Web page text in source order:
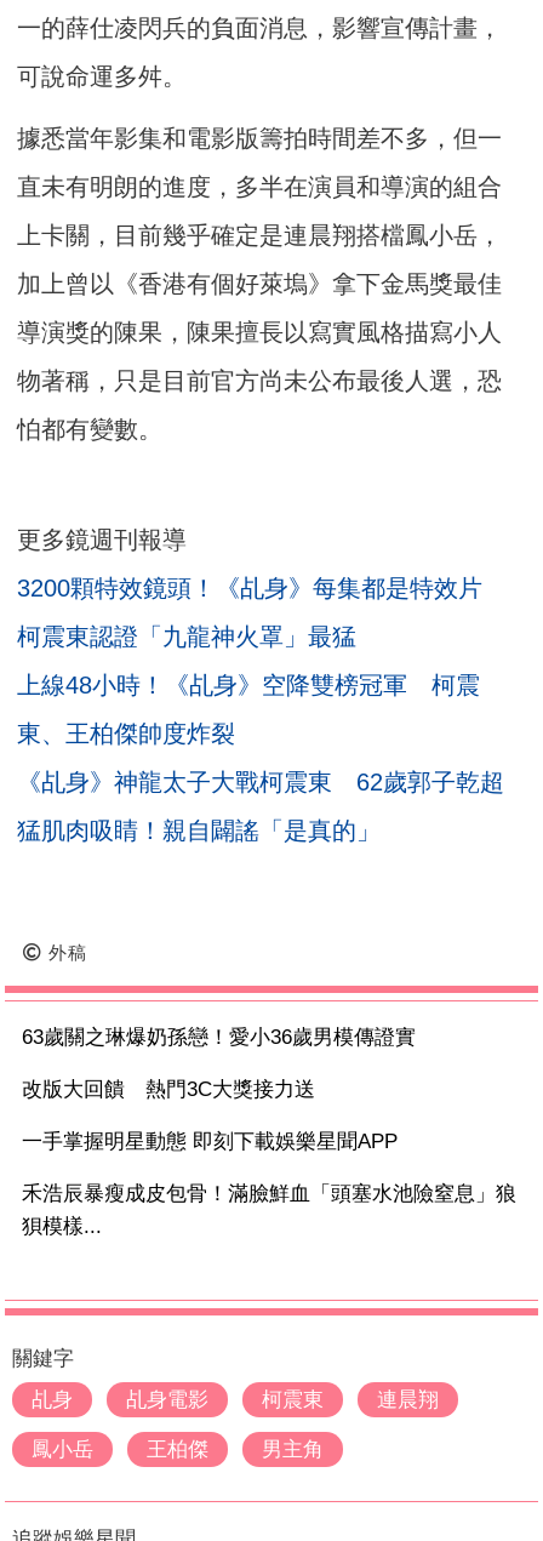
一的薛仕凌閃兵的負面消息，影響宣傳計畫，
可說命運多舛。
據悉當年影集和電影版籌拍時間差不多，但一
直未有明朗的進度，多半在演員和導演的組合
上卡關，目前幾乎確定是連晨翔搭檔鳳小岳，
加上曾以《香港有個好萊塢》拿下金馬獎最佳
導演獎的陳果，陳果擅長以寫實風格描寫小人
物著稱，只是目前官方尚未公布最後人選，恐
怕都有變數。
更多鏡週刊報導
3200顆特效鏡頭！《乩身》每集都是特效片
柯震東認證「九龍神火罩」最猛
上線48小時！《乩身》空降雙榜冠軍 柯震
東、王柏傑帥度炸裂
《乩身》神龍太子大戰柯震東 62歲郭子乾超
猛肌肉吸睛！親自闢謠「是真的」
外稿
63歲關之琳爆奶孫戀！愛小36歲男模傳證實
改版大回饋 熱門3C大獎接力送
一手掌握明星動態 即刻下載娛樂星聞APP
禾浩辰暴瘦成皮包骨！滿臉鮮血「頭塞水池險窒息」狼
狽模樣...
關鍵字
乩身
乩身電影 柯震東 連晨翔
鳳小岳 王柏傑 男主角